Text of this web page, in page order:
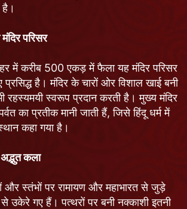
है।
परिसर
में करीब 500 एकड़ में फैला यह मंदिर परिसर
है। मंदिर के चारों ओर विशाल खाई बनी
रहस्यमयी स्वरूप प्रदान करती है। मुख्य मंदिर
का प्रतीक मानी जाती हैं, जिसे हिंदू धर्म में
कहा गया है।
कला
और स्तंभों पर रामायण और महाभारत से जुड़े
उकेरे गए हैं। पत्थरों पर बनी नक्काशी इतनी